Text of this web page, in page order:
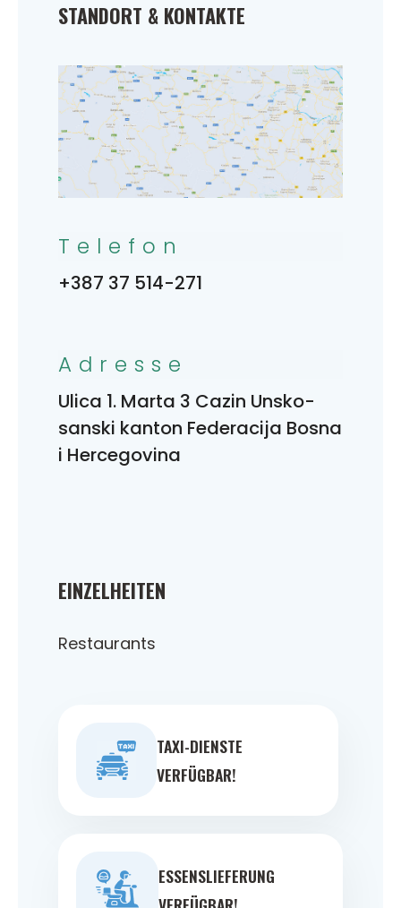
EINZELHEITEN
Restaurants
TAXI-DIENSTE
VERFÜGBAR!
ESSENSLIEFERUNG
STANDORT & KONTAKTE
Telefon
+387 37 514-271
Adresse
Ulica 1. Marta 3 Cazin Unsko-
sanski kanton Federacija Bosna
i Hercegovina